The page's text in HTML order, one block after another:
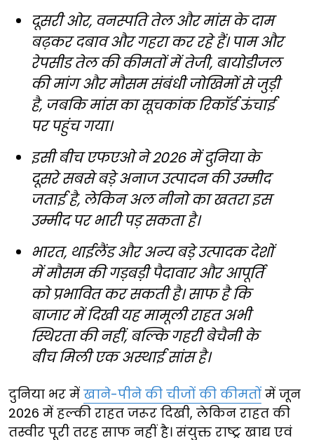
दूसरी ओर, वनस्पति तेल और मांस के दाम
बढ़कर दबाव और गहरा कर रहे हैं। पाम और
रेपसीड तेल की कीमतों में तेजी, बायोडीजल
की मांग और मौसम संबंधी जोखिमों से जुड़ी
है, जबकि मांस का सूचकांक रिकॉर्ड ऊंचाई
पर पहुंच गया।
इसी बीच एफएओ ने 2026 में दुनिया के
दूसरे सबसे बड़े अनाज उत्पादन की उम्मीद
जताई है, लेकिन अल नीनो का खतरा इस
उम्मीद पर भारी पड़ सकता है।
भारत, थाईलैंड और अन्य बड़े उत्पादक देशों
में मौसम की गड़बड़ी पैदावार और आपूर्ति
को प्रभावित कर सकती है। साफ है कि
बाजार में दिखी यह मामूली राहत अभी
स्थिरता की नहीं, बल्कि गहरी बेचैनी के
बीच मिली एक अस्थाई सांस है।
दुनिया भर में खाने-पीने की चीजों की कीमतों में जून
2026 में हल्की राहत जरूर दिखी, लेकिन राहत की
तस्वीर पूरी तरह साफ नहीं है। संयुक्त राष्ट्र खाद्य एवं